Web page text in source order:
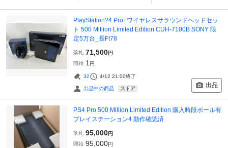
PlayStation?4 Pro+ワイヤレスサラウンドヘッドセッ
ト 500 Million Limited Edition CUH-7100B SONY 限
定5万台_長Ft78
落札 71,500円
開始 1 円
32 4/12 21:00終了
出品中の商品 ストア 出品
PS4 Pro 500 Million Limited Edition 購入時段ボール有
プレイステーション4 動作確認済
落札 95,000円
開始 95,000円